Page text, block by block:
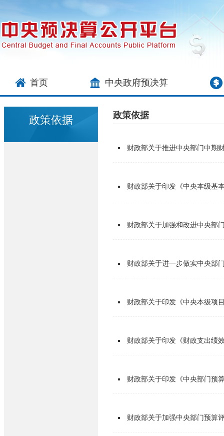
首页 中央政府预决算
政策依据 政策依据
财政部关于推进中央部门中期
财政部关于印发《中央本级基
财政部关于加强和改进中央部
财政部关于进一步做实中央部
财政部关于印发《中央本级项
财政部关于印发《财政支出绩
财政部关于印发《中央部门预
财政部关于加强中央部门预算